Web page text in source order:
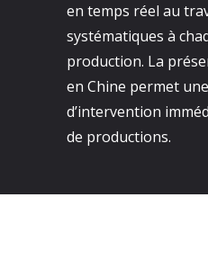
en temps réel au
systématiques à
production. La
en Chine permet
d’intervention
de productions.